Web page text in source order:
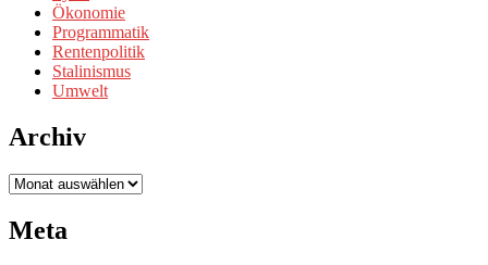
Ökonomie
Programmatik
Rentenpolitik
Stalinismus
Umwelt
Archiv
Archiv
Meta